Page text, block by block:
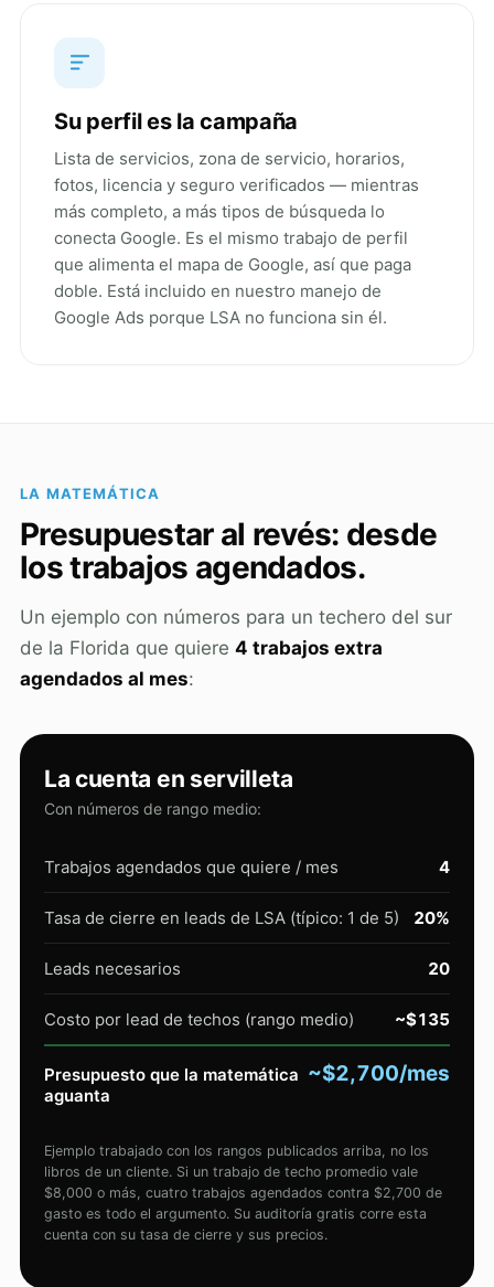
Su perfil es la campaña
Lista de servicios, zona de servicio, horarios,
fotos, licencia y seguro verificados — mientras
más completo, a más tipos de búsqueda lo
conecta Google. Es el mismo trabajo de perfil
que alimenta el mapa de Google, así que paga
doble. Está incluido en nuestro manejo de
Google Ads porque LSA no funciona sin él.
LA MATEMÁTICA
Presupuestar al revés: desde
los trabajos agendados.
Un ejemplo con números para un techero del sur
de la Florida que quiere 4 trabajos extra
agendados al mes:
La cuenta en servilleta
Con números de rango medio:
Trabajos agendados que quiere / mes 4
Tasa de cierre en leads de LSA (típico: 1 de 5) 20%
Leads necesarios 20
Costo por lead de techos (rango medio) ~$135
Presupuesto que la matemática
aguanta
~$2,700/mes
Ejemplo trabajado con los rangos publicados arriba, no los
libros de un cliente. Si un trabajo de techo promedio vale
$8,000 o más, cuatro trabajos agendados contra $2,700 de
gasto es todo el argumento. Su auditoría gratis corre esta
cuenta con su tasa de cierre y sus precios.